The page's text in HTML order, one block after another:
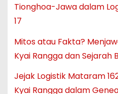
Tionghoa-Jawa dalam
17
Mitos atau Fakta?
Kyai Rangga dan Sejarah
Jejak Logistik Mataram
Kyai Rangga dalam